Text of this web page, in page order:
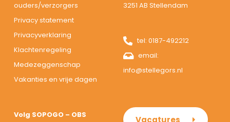
ouders/verzorgers
Privacy statement
Privacyverklaring
Klachtenregeling
Medezeggenschap
Vakanties en vrije dagen
3251 AB Stellendam
tel:0187-492212
email:
info@stellegors.nl
Volg SOPOGO – OBS Vacatures